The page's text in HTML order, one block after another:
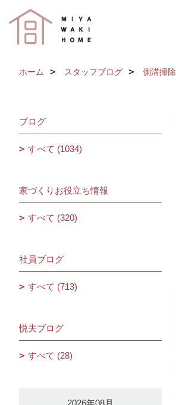
ホーム スタッフブログ 側溝掃除
ブログ
すべて (1034)
家づくりお役立ち情報
すべて (320)
社員ブログ
すべて (713)
悦夫ブログ
すべて (28)
2026年08月